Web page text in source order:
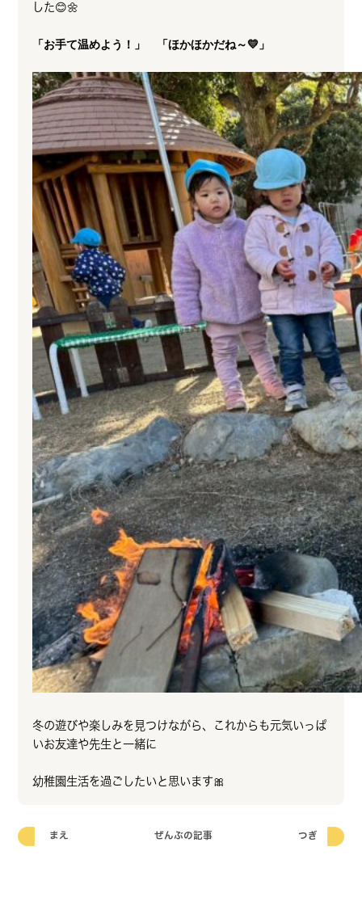
した😊🌼
「お手て温めよう！」 「ほかほかだね～💛」
冬の遊びや楽しみを見つけながら、これからも元気いっぱ
いお友達や先生と一緒に
幼稚園生活を過ごしたいと思います🎀
まえ ぜんぶの記事 つぎ